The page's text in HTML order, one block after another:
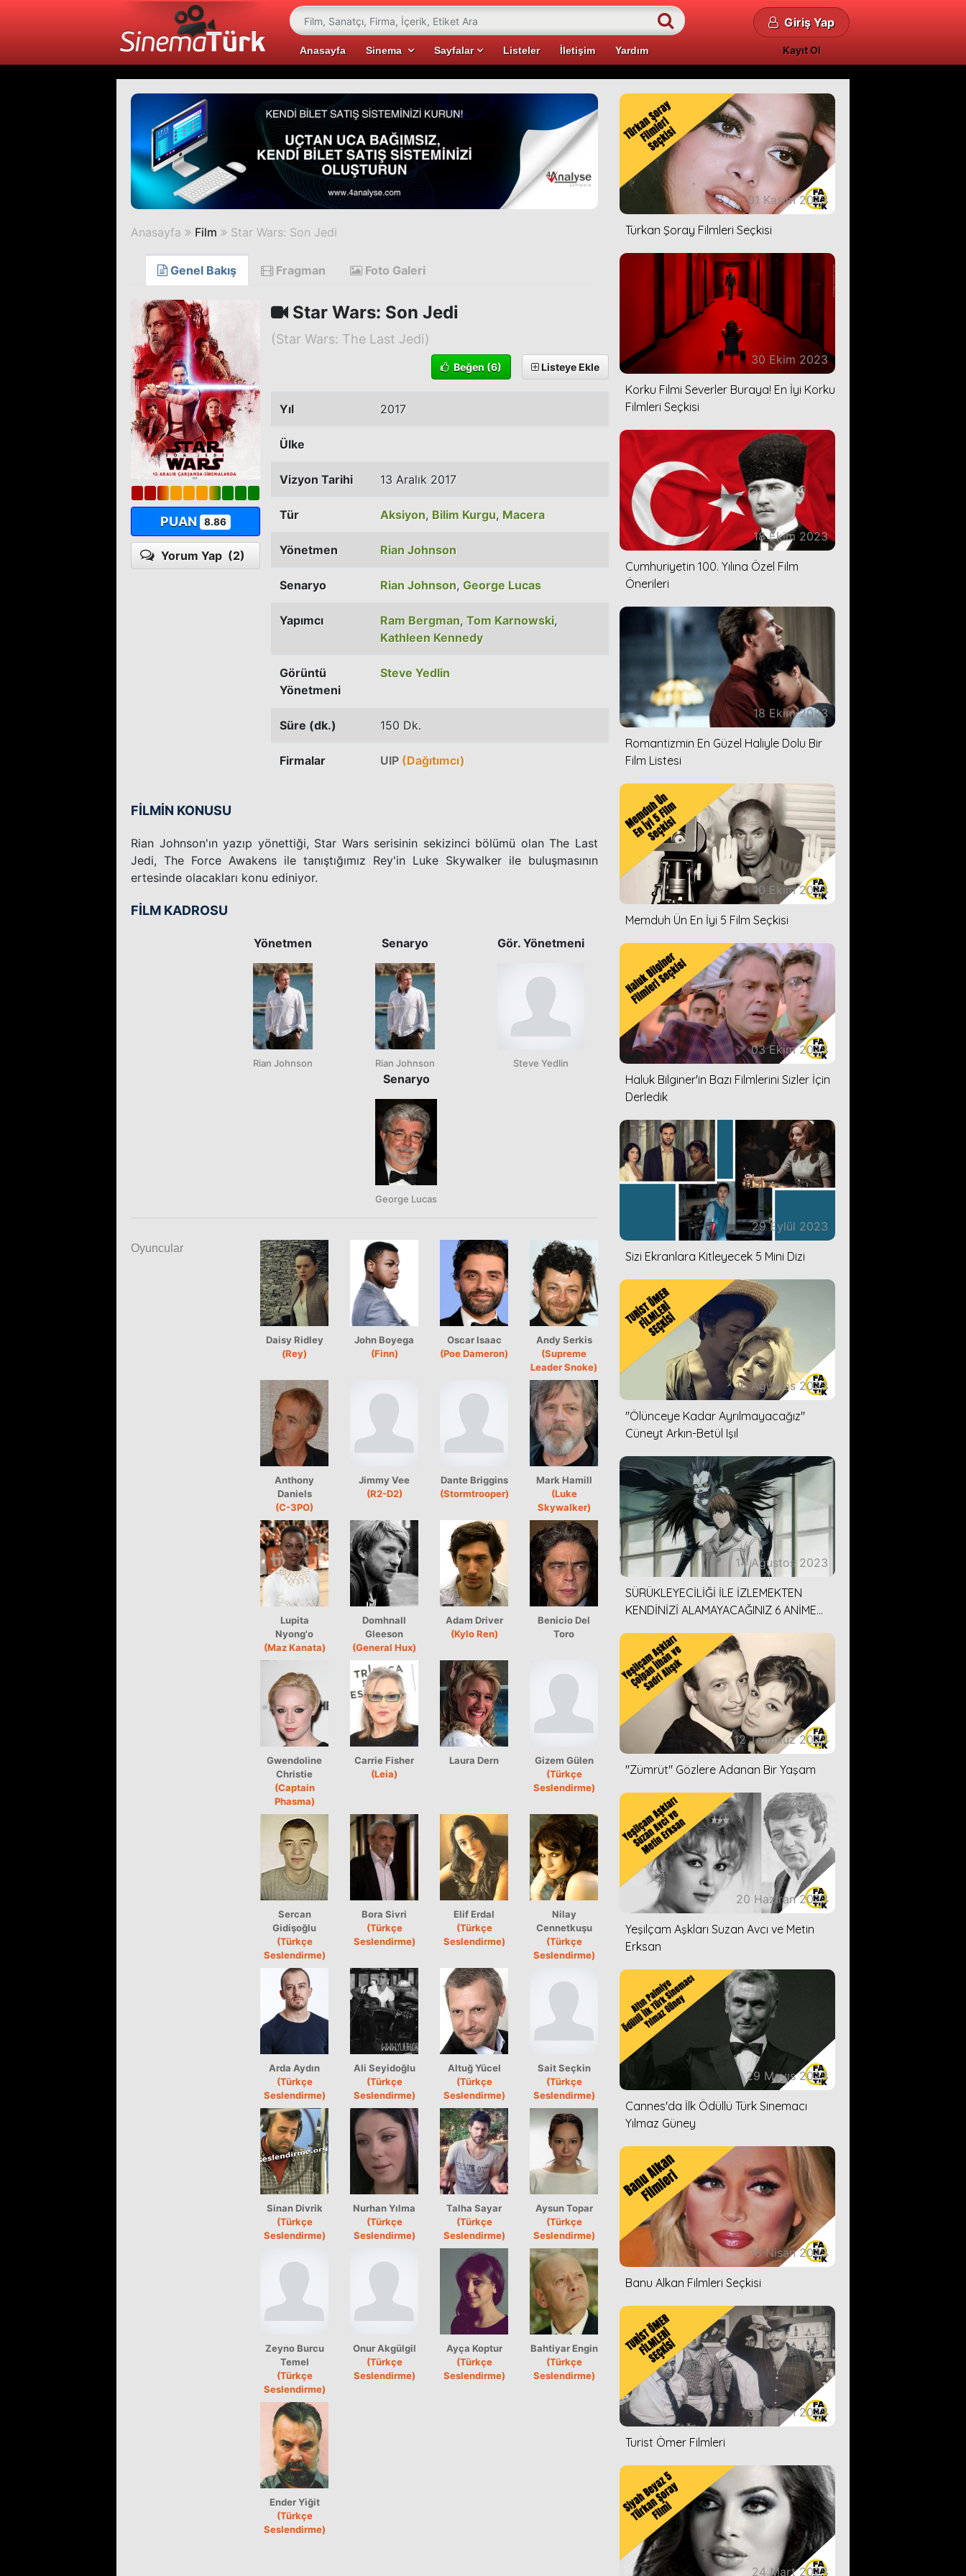
Anasayfa Sinema Sayfalar Listeler İletişim Yardım
Giriş Yap
Kayıt Ol
Anasayfa Film Star Wars: Son Jedi
Genel Bakış Fragman Foto Galeri
PUAN 8.86
Yorum Yap (2)
Star Wars: Son Jedi
(Star Wars: The Last Jedi)
Beğen (6) Listeye Ekle
Yıl 2017
Ülke
Vizyon Tarihi 13 Aralık 2017
Tür Aksiyon, Bilim Kurgu, Macera
Yönetmen Rian Johnson
Senaryo Rian Johnson, George Lucas
Yapımcı Ram Bergman, Tom Karnowski,
Kathleen Kennedy
Görüntü
Yönetmeni
Steve Yedlin
Süre (dk.) 150 Dk.
Firmalar UIP (Dağıtımcı)
FİLMİN KONUSU
Rian Johnson'ın yazıp yönettiği, Star Wars serisinin sekizinci bölümü olan The Last
Jedi, The Force Awakens ile tanıştığımız Rey'in Luke Skywalker ile buluşmasının
ertesinde olacakları konu ediniyor.
FİLM KADROSU
Yönetmen
Rian Johnson
Senaryo
Rian Johnson
Senaryo
George Lucas
Gör. Yönetmeni
Steve Yedlin
Oyuncular
Daisy Ridley
(Rey)
John Boyega
(Finn)
Oscar Isaac
(Poe Dameron)
Andy Serkis
(Supreme
Leader Snoke)
Anthony
Daniels
(C-3PO)
Jimmy Vee
(R2-D2)
Dante Briggins
(Stormtrooper)
Mark Hamill
(Luke
Skywalker)
Lupita
Nyong'o
(Maz Kanata)
Domhnall
Gleeson
(General Hux)
Adam Driver
(Kylo Ren)
Benicio Del
Toro
Gwendoline
Christie
(Captain
Phasma)
Carrie Fisher
(Leia)
Laura Dern
Gizem Gülen
(Türkçe
Seslendirme)
Sercan
Gidişoğlu
(Türkçe
Seslendirme)
Bora Sivri
(Türkçe
Seslendirme)
Elif Erdal
(Türkçe
Seslendirme)
Nilay
Cennetkuşu
(Türkçe
Seslendirme)
Arda Aydın
(Türkçe
Seslendirme)
Ali Seyidoğlu
(Türkçe
Seslendirme)
Altuğ Yücel
(Türkçe
Seslendirme)
Sait Seçkin
(Türkçe
Seslendirme)
Sinan Divrik
(Türkçe
Seslendirme)
Nurhan Yılma
(Türkçe
Seslendirme)
Talha Sayar
(Türkçe
Seslendirme)
Aysun Topar
(Türkçe
Seslendirme)
Zeyno Burcu
Temel
(Türkçe
Seslendirme)
Onur Akgülgil
(Türkçe
Seslendirme)
Ayça Koptur
(Türkçe
Seslendirme)
Bahtiyar Engin
(Türkçe
Seslendirme)
Ender Yiğit
(Türkçe
Seslendirme)
01 Kasım 2023
Türkan Şoray Filmleri Seçkisi
30 Ekim 2023
Korku Filmi Severler Buraya! En İyi Korku
Filmleri Seçkisi
18 Ekim 2023
Cumhuriyetin 100. Yılına Özel Film
Önerileri
18 Ekim 2023
Romantizmin En Güzel Haliyle Dolu Bir
Film Listesi
10 Ekim 2023
Memduh Ün En İyi 5 Film Seçkisi
03 Ekim 2023
Haluk Bilginer'in Bazı Filmlerini Sizler İçin
Derledik
29 Eylül 2023
Sizi Ekranlara Kitleyecek 5 Mini Dizi
16 Ağustos 2023
''Ölünceye Kadar Ayrılmayacağız''
Cüneyt Arkın-Betül Işıl
14 Ağustos 2023
SÜRÜKLEYECİLİĞİ İLE İZLEMEKTEN
KENDİNİZİ ALAMAYACAĞINIZ 6 ANİME
12 Temmuz 2023
''Zümrüt'' Gözlere Adanan Bir Yaşam
20 Haziran 2023
Yeşilçam Aşkları Suzan Avcı ve Metin
Erksan
29 Mayıs 2023
Cannes'da İlk Ödüllü Türk Sinemacı
Yılmaz Güney
18 Nisan 2023
Banu Alkan Filmleri Seçkisi
05 Nisan 2023
Turist Ömer Filmleri
24 Mart 2023